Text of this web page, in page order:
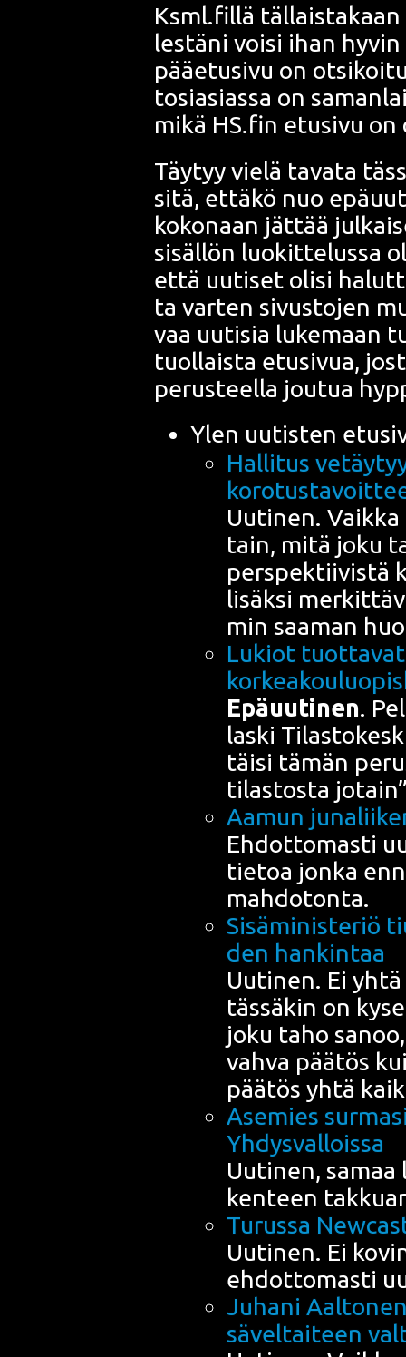
Ksml.fillä
les­tä­ni voi­si ihan
pää­e­tusi­vu on
tosia­sias­sa on
mikä HS.fin etusi­vu
Täy­tyy vie­lä tava­ta
sitä, että­kö nuo
koko­naan jät­tää
sisäl­lön luo­kit­te­lus­sa
että uuti­set oli­si
ta var­ten sivus­to­jen
vaa uuti­sia luke­maan
tuol­lais­ta etusi­vua,
perus­teel­la jou­tua
Ylen uutis­ten
Hal­li­tus
Uuti­nen.
tain, mitä joku
pers­pek­tii­vis­tä
lisäk­si
min saa­man
Lukiot
Epä­uu­ti­nen.
las­ki
täi­si tämän
tilas­tos­ta
Aamun
Ehdot­to­mas­ti
tie­toa jon­ka
mahdotonta.
Sisä­mi­nis­te­riö
den hankintaa
Uuti­nen. Ei
täs­sä­kin on
joku taho
vah­va pää­tös
pää­tös yhtä
Ase­mies
Yhdysvalloissa
Uuti­nen,
ken­teen
Turus­sa
Uuti­nen. Ei
ehdot­to­mas­ti
Juha­ni
sävel­tai­teen